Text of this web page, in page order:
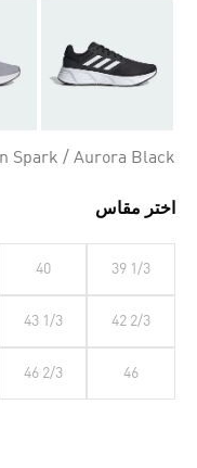
Spark / Aurora Black
اختر مقاس
39 1/3
40
42 2/3
43 1/3
46
46 2/3